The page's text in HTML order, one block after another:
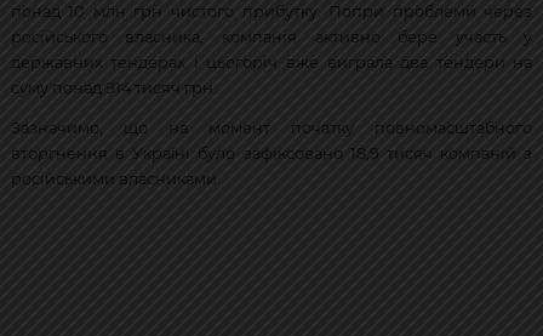
понад 10 млн грн чистого прибутку. Попри проблеми через
російського власника, компанія активно бере участь у
державних тендерах і цьогоріч вже виграла два тендери на
суму понад 914 тисяч грн.
Зазначимо, що на момент початку повномасштабного
вторгнення в Україні було зафіксовано 18,9 тисяч компаній з
російськими власниками.